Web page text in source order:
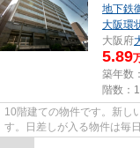
地下鉄
大阪環
大阪府
5.89
築年数
階数：
10階建ての物件です。新し
す。日差しが入る物件は毎